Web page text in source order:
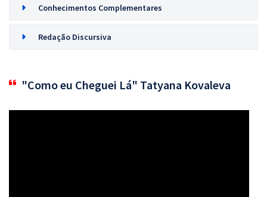
Conhecimentos Complementares
Redação Discursiva
"Como eu Cheguei Lá" Tatyana Kovaleva